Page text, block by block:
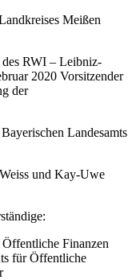
Meißen
des RWI – Leibniz-
2020 Vorsitzender
der
Landesamts
und Kay-Uwe
Finanzen
für Öffentliche